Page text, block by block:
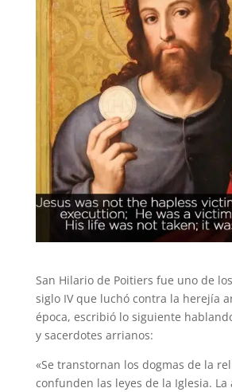
San Hilario de Poitiers fue uno de
siglo IV que luchó contra la herejía
época, escribió lo siguiente
y sacerdotes arrianos:
«Se transtornan los dogmas de la
confunden las leyes de la Iglesia.